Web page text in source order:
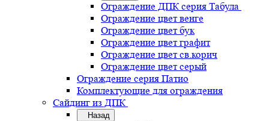
Ограждение ДПК серия Табула
Ограждение цвет венге
Ограждение цвет бук
Ограждение цвет графит
Ограждение цвет св.корич
Ограждение цвет серый
Ограждение серия Патио
Комплектующие для ограждения
Сайдинг из ДПК
Назад